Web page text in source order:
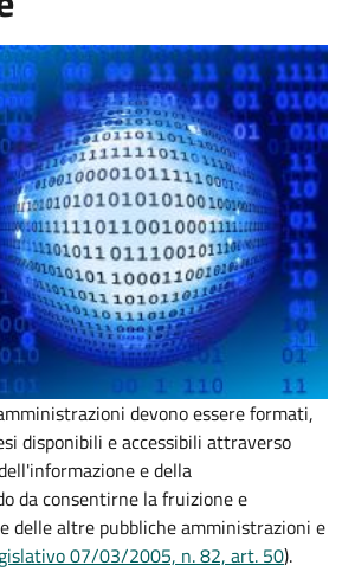
devono essere formati,
disponibili e accessibili attraverso
e della
da consentirne la fruizione e
delle altre pubbliche amministrazioni e
07/03/2005, n. 82, art. 50).